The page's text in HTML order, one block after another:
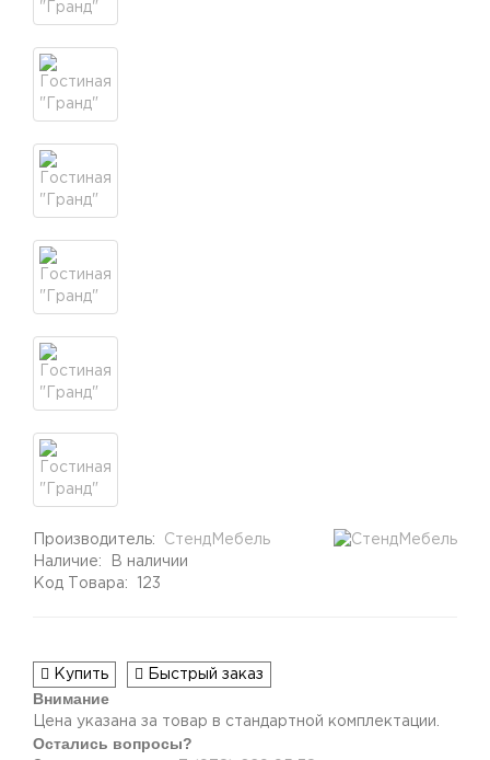
Производитель:
СтендМебель
Наличие:
В наличии
Код Товара:
123
Купить Быстрый заказ
Внимание
Цена указана за товар в стандартной комплектации.
Остались вопросы?